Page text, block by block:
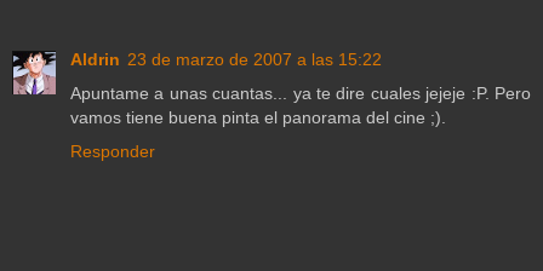
Aldrin 23 de marzo de 2007 a las 15:22
Apuntame a unas cuantas... ya te dire cuales jejeje :P. Pero
vamos tiene buena pinta el panorama del cine ;).
Responder